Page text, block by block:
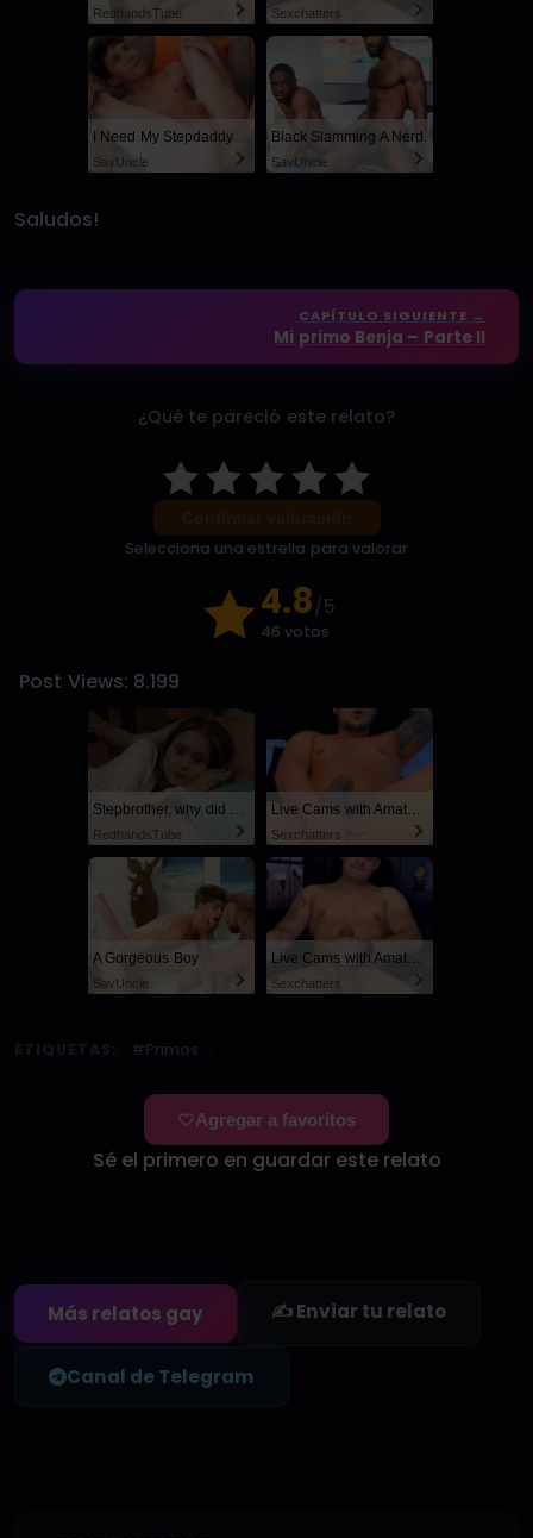
RedhandsTube Sexchatters
I Need My Stepdaddy
SayUncle
Black Slamming A Nerd
SayUncle
Saludos!
CAPÍTULO SIGUIENTE →
Mi primo Benja – Parte II
¿Qué te pareció este relato?
Selecciona una estrella para valorar
4.8/5
46 votos
Post Views: 8.199
Stepbrother, why did you show me your dick? Now I want to fuck you with my wet pussy
RedhandsTube
Live Cams with Amateur Men
Sexchatters
A Gorgeous Boy
SayUncle
Live Cams with Amateur Men
Sexchatters
#Primos
Agregar a favoritos
Sé el primero en guardar este relato
Más relatos gay ✍️ Enviar tu relato
Canal de Telegram